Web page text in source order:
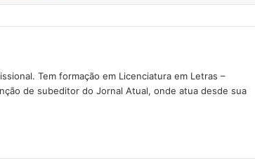
Tem formação em Licenciatura em Letras –
de subeditor do Jornal Atual, onde atua desde sua